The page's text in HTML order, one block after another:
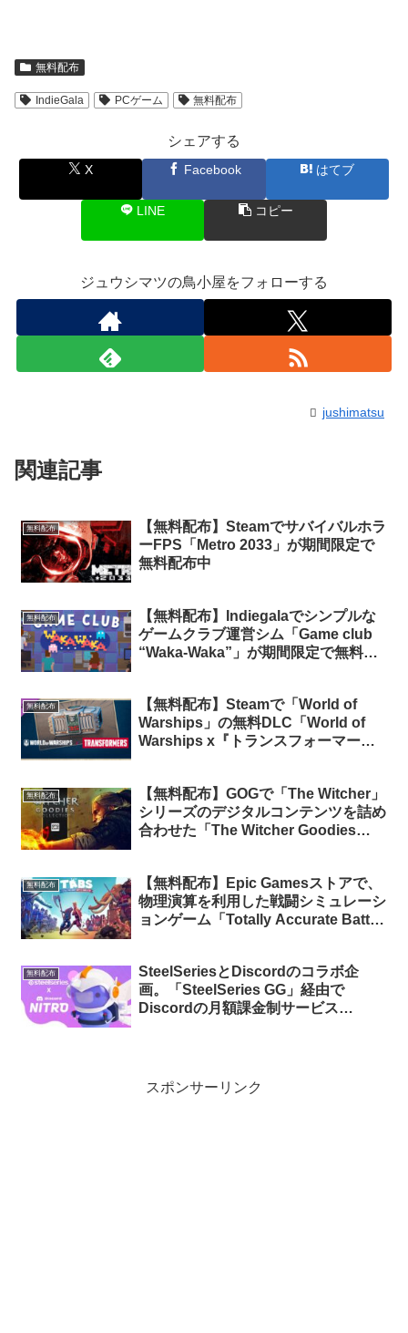
無料配布
IndieGala PCゲーム 無料配布
シェアする
X Facebook はてブ
LINE コピー
ジュウシマツの鳥小屋をフォローする
jushimatsu
関連記事
無料配布
【無料配布】Steamでサバイバルホラ
ーFPS「Metro 2033」が期間限定で
無料配布中
無料配布
【無料配布】Indiegalaでシンプルな
ゲームクラブ運営シム「Game club
“Waka-Waka”」が期間限定で無料配
無料配布
【無料配布】Steamで「World of
Warships」の無料DLC「World of
Warships x『トランスフォーマー』:
無料配布
【無料配布】GOGで「The Witcher」
シリーズのデジタルコンテンツを詰め
合わせた「The Witcher Goodies
無料配布
【無料配布】Epic Gamesストアで、
物理演算を利用した戦闘シミュレーシ
ョンゲーム「Totally Accurate Battle
無料配布
SteelSeriesとDiscordのコラボ企
画。「SteelSeries GG」経由で
Discordの月額課金制サービス
スポンサーリンク